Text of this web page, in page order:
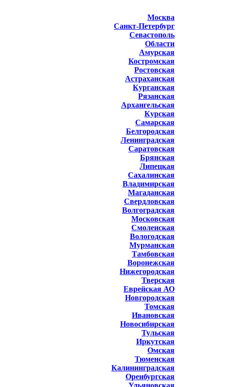
Москва
Санкт-Петербург
Севастополь
Области
Амурская
Костромская
Ростовская
Астраханская
Курганская
Рязанская
Архангельская
Курская
Самарская
Белгородская
Ленинградская
Саратовская
Брянская
Липецкая
Сахалинская
Владимирская
Магаданская
Свердловская
Волгоградская
Московская
Смоленская
Вологодская
Мурманская
Тамбовская
Воронежская
Нижегородская
Тверская
Еврейская АО
Новгородская
Томская
Ивановская
Новосибирская
Тульская
Иркутская
Омская
Тюменская
Калининградская
Оренбургская
Ульяновская